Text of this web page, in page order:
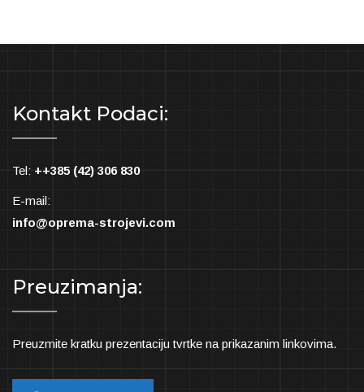
Kontakt Podaci:
Tel: ++385 (42) 306 830
E-mail:
info@oprema-strojevi.com
Preuzimanja:
Preuzmite kratku prezentaciju tvrtke na prikazanim linkovima.